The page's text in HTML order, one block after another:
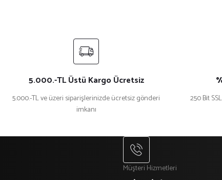
Bu ürüne benzer farklı alternatifler olmalı.
5.000.-TL Üstü Kargo Ücretsiz
5.000.-TL ve üzeri siparişlerinizde ücretsiz gönderi
imkanı
250 Bit
Müşteri Hizmetleri